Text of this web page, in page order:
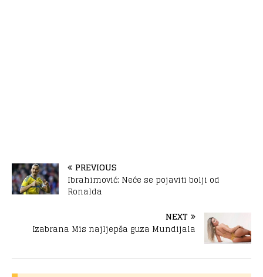
PREVIOUS
Ibrahimović: Neće se pojaviti bolji od
Ronalda
NEXT
Izabrana Mis najljepša guza Mundijala